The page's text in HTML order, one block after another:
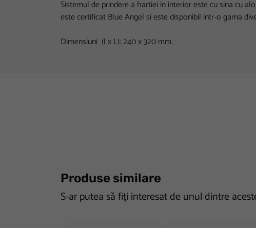
Sistemul de prindere a hartiei in interior este cu sina cu
este certificat Blue Angel si este disponibil intr-o gama
Dimensiuni (l x L): 240 x 320 mm.
Produse similare
S-ar putea să fiți interesat de unul dintre